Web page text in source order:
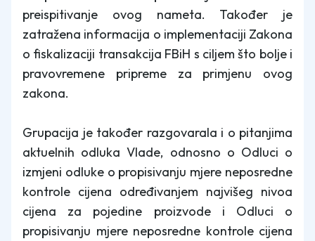
preispitivanje ovog nameta. Također je
zatražena informacija o implementaciji Zakona
o fiskalizaciji transakcija FBiH s ciljem što bolje i
pravovremene pripreme za primjenu ovog
zakona.
Grupacija je također razgovarala i o pitanjima
aktuelnih odluka Vlade, odnosno o Odluci o
izmjeni odluke o propisivanju mjere neposredne
kontrole cijena određivanjem najvišeg nivoa
cijena za pojedine proizvode i Odluci o
propisivanju mjere neposredne kontrole cijena